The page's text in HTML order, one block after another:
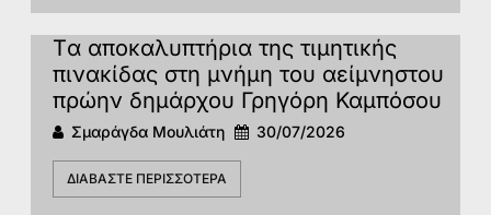
Tα αποκαλυπτήρια της τιμητικής
πινακίδας στη μνήμη του αείμνηστου
πρώην δημάρχου Γρηγόρη Καμπόσου
Σμαράγδα Μουλιάτη 30/07/2026
ΔΙΑΒΆΣΤΕ ΠΕΡΙΣΣΌΤΕΡΑ